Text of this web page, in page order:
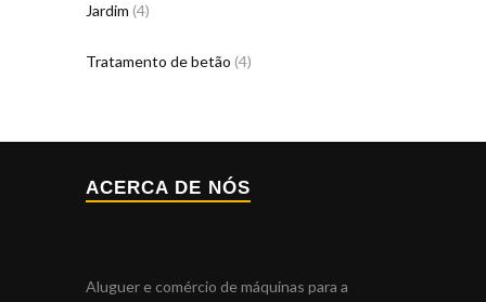
Jardim (4)
Tratamento de betão (4)
ACERCA DE NÓS
Aluguer e comércio de máquinas para a